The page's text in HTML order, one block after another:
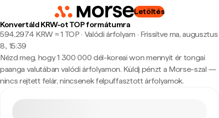
Letöltés
Konvertáld KRW-ot TOP formátumra
594,2974 KRW ≈ 1 TOP · Valódi árfolyam · Frissítve ma, augusztus
8., 15:39
Nézd meg, hogy 1 300 000 dél-koreai won mennyit ér tongai
paanga valutában valódi árfolyamon. Küldj pénzt a Morse-szal —
nincs rejtett felár, nincsenek felpuffasztott árfolyamok.